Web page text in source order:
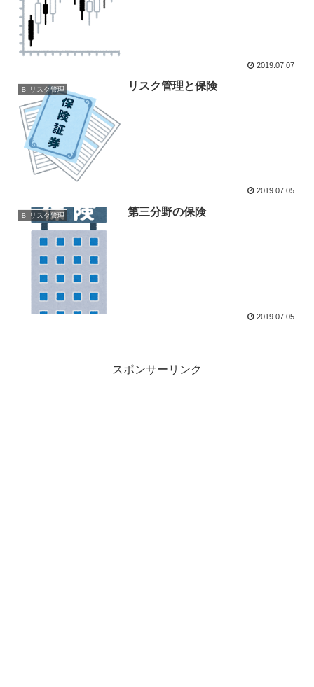
2019.07.07
Ｂ リスク管理 リスク管理と保険
2019.07.05
Ｂ リスク管理 第三分野の保険
2019.07.05
スポンサーリンク